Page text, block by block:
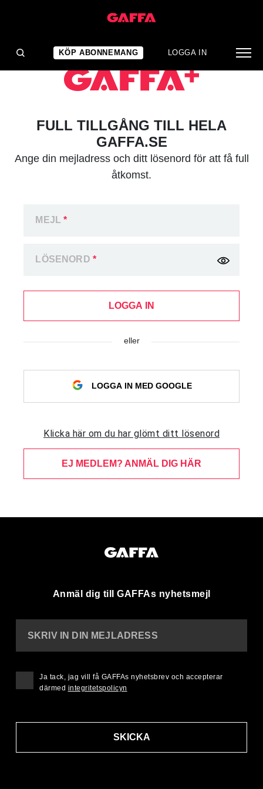
KÖP ABONNEMANG LOGGA IN
FULL TILLGÅNG TILL HELA
GAFFA.SE
Ange din mejladress och ditt lösenord för att få full
åtkomst.
MEJL*
LÖSENORD *
LOGGA IN
eller
LOGGA IN MED GOOGLE
Klicka här om du har glömt ditt lösenord
EJ MEDLEM? ANMÄL DIG HÄR
Anmäl dig till GAFFAs nyhetsmejl
SKRIV IN DIN MEJLADRESS
SKICKA
Ja tack, jag vill få GAFFAs nyhetsbrev och accepterar
därmed integritetspolicyn